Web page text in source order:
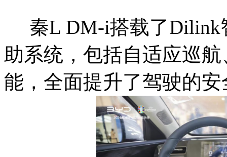
秦L DM-i搭载了Dilink
助系统，包括自适应巡
能，全面提升了驾驶的